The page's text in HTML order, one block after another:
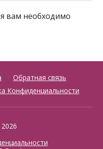
вам необходимо
Обратная связь
Конфиденциальности